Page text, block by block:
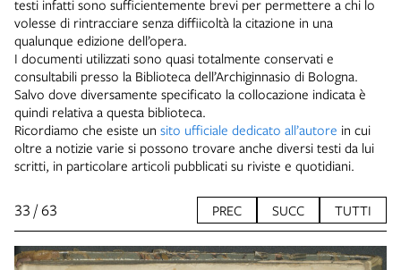
testi infatti sono sufficientemente brevi per permettere a chi lo
volesse di rintracciare senza diffiicoltà la citazione in una
qualunque edizione dell’opera.
I documenti utilizzati sono quasi totalmente conservati e
consultabili presso la Biblioteca dell’Archiginnasio di Bologna.
Salvo dove diversamente specificato la collocazione indicata è
quindi relativa a questa biblioteca.
Ricordiamo che esiste un sito ufficiale dedicato all’autore in cui
oltre a notizie varie si possono trovare anche diversi testi da lui
scritti, in particolare articoli pubblicati su riviste e quotidiani.
33 / 63 PREC SUCC TUTTI